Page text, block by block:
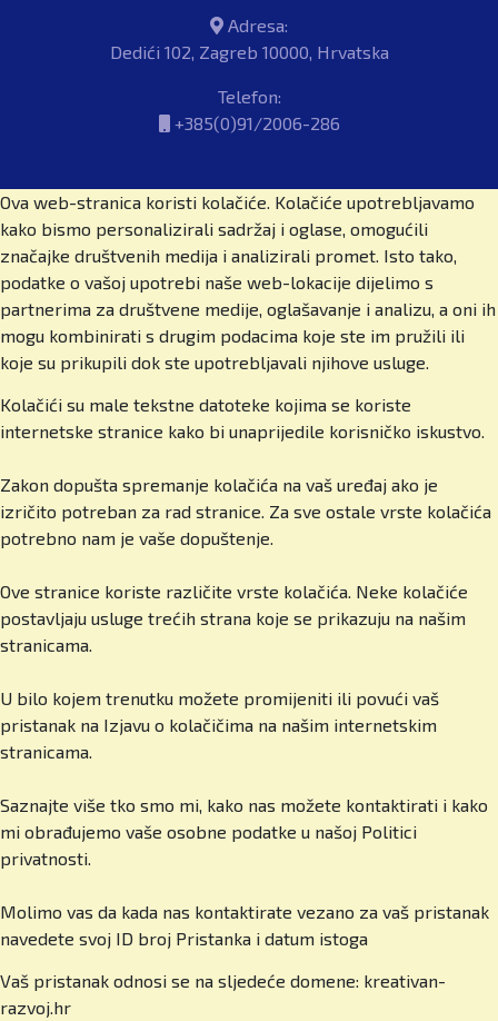
škole kakvu danas vodite?
privatno obrazovanje u Hrvatskoj bilo gotovo pa
oksimoron. Moji roditelji, dr. sc. Martin-Tino Časl
stvoriti. Tako je 1995. nastala Osnovna škola
Kreativan razvoj, najstarija privatna osnovna
škola u Hrvatskoj. Kasnije je došla i gimnazija, a
2013. pokrenuli smo British International School
of Zagreb međunarodnu osnovnu školu te 2014. i
prvu britansku srednju školu u Zagrebu. Danas
imamo sve, od vrtića do srednje škole, internat,
iznimno raznoliku međunarodnu zajednicu. I dalje
gradimo kroz partnerstva, kurikularne inovacije i
U čemu se razlikujete u odnosu na druge
škole, i privatne i državne? Što vas izdvaja?
Prije svega kvaliteta! Sustavno ulažemo u
profesore, infrastrukturu i sadržaje. Imamo male
razrede, jedan po godini do 15-ero učenika,
izvrsne rezultate naših učenika i međunarodne
akreditacije. I ono što roditelji jako cijene,
sigurnost i osobni pristup. Svaki učenik dobiva
procjenjujemo njegove prednosti i slabosti te
prilagođavamo program. Roditelji to cijene i
imaju pravo tražiti rezultate, a mi im ih pružamo.
može odvesti.
A kamo ga to vodi? Kakve mogućnosti
otvarate svojim učenicima?
Adresa:
Dedići 102, Zagreb 10000, Hrvatska
Telefon:
+385(0)91/2006-286
Ova web-stranica koristi kolačiće. Kolačiće upotrebljavamo
kako bismo personalizirali sadržaj i oglase, omogućili
značajke društvenih medija i analizirali promet. Isto tako,
podatke o vašoj upotrebi naše web-lokacije dijelimo s
partnerima za društvene medije, oglašavanje i analizu, a oni ih
mogu kombinirati s drugim podacima koje ste im pružili ili
koje su prikupili dok ste upotrebljavali njihove usluge.
Kolačići su male tekstne datoteke kojima se koriste
internetske stranice kako bi unaprijedile korisničko iskustvo.
Zakon dopušta spremanje kolačića na vaš uređaj ako je
izričito potreban za rad stranice. Za sve ostale vrste kolačića
potrebno nam je vaše dopuštenje.
Ove stranice koriste različite vrste kolačića. Neke kolačiće
postavljaju usluge trećih strana koje se prikazuju na našim
stranicama.
U bilo kojem trenutku možete promijeniti ili povući vaš
pristanak na Izjavu o kolačičima na našim internetskim
stranicama.
Saznajte više tko smo mi, kako nas možete kontaktirati i kako
mi obrađujemo vaše osobne podatke u našoj Politici
privatnosti.
Molimo vas da kada nas kontaktirate vezano za vaš pristanak
navedete svoj ID broj Pristanka i datum istoga
Vaš pristanak odnosi se na sljedeće domene: kreativan-
razvoj.hr